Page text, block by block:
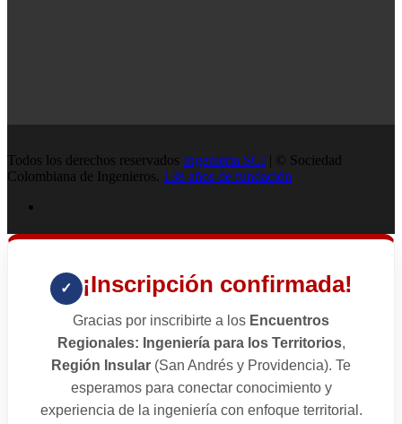
Todos los derechos reservados Ingenieria SCI | © Sociedad
Colombiana de Ingenieros. 138 años de fundación
✓ ¡Inscripción confirmada!
Gracias por inscribirte a los Encuentros
Regionales: Ingeniería para los Territorios,
Región Insular (San Andrés y Providencia). Te
esperamos para conectar conocimiento y
experiencia de la ingeniería con enfoque territorial.